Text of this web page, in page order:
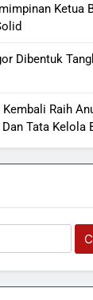
Ketua
Dibentuk
Raih
Tata Kelola